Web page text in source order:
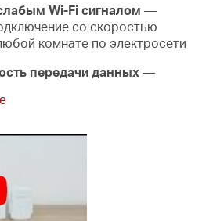
Wi-Fi сигналом —
со скоростью
комнате по электросети
передачи данных—
HomePlug AV2
подключение
ПК, IPTV и игровых консолей
о кабелях и сложной